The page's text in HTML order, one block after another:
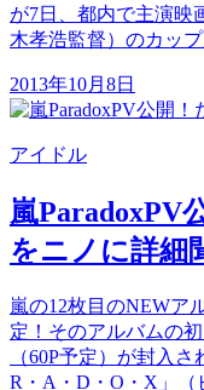
が7日、都内で主演映
木孝浩監督）のカッ
2013年10月8日
アイドル
嵐ParadoxPV
をニノに詳細
嵐の12枚目のNEWア
定！そのアルバムの
（60P予定）が封入
R・A・D・O・X」（